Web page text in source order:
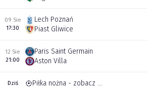
09 Sie
17:30
Lech Poznań
Piast Gliwice
12 Sie
21:00
Paris Saint Germain
Aston Villa
Dziś Piłka nożna - zobacz inne transmisje